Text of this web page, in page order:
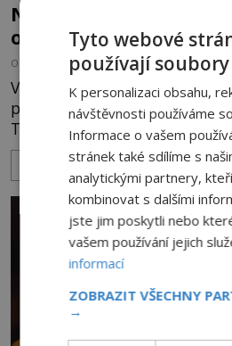
Nález prehistorické
odhalil překvapivé
OD DALIBOR VRÁNA 28.4.2020 4.7TIS
V roce 2006 učiní dva němečtí
převratný objev. V zatopené
Tulum v Mexiku nacházejí
chlapce! Je pohřben s
stranu a rukama
starověká kostra nebyla v
objevena! Ostatk
ZOBRAZIT VÍCE
Tyto webové
používají
K personalizaci obsahu,
návštěvnosti používáme
Informace o vašem
stránek také sdílíme s
analytickými partnery,
kombinovat s dalšími
jste jim poskytli nebo
vašem používání jejich
informací
ZOBRAZIT VŠECHNY
→